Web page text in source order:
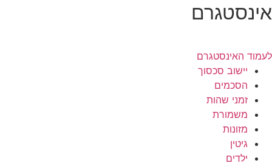
אינסטגרם
לעמוד האינסטגרם
יישוב סכסוך
הסכמים
זמני שהות
משמורת
מזונות
גיטין
ילדים